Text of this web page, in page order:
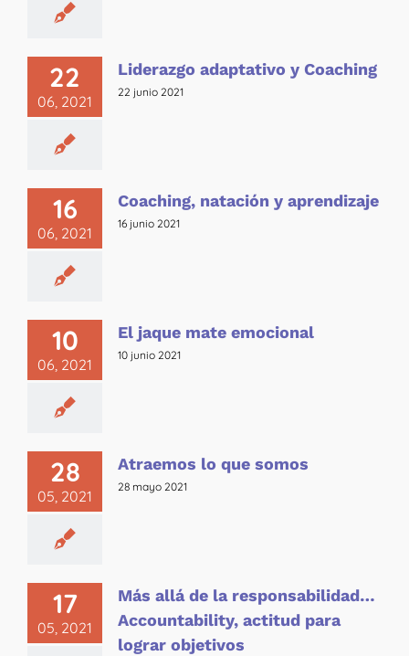
22
06, 2021
Liderazgo adaptativo y Coaching
22 junio 2021
16
06, 2021
Coaching, natación y aprendizaje
16 junio 2021
10
06, 2021
El jaque mate emocional
10 junio 2021
28
05, 2021
Atraemos lo que somos
28 mayo 2021
17
05, 2021
Más allá de la responsabilidad…
Accountability, actitud para
lograr objetivos